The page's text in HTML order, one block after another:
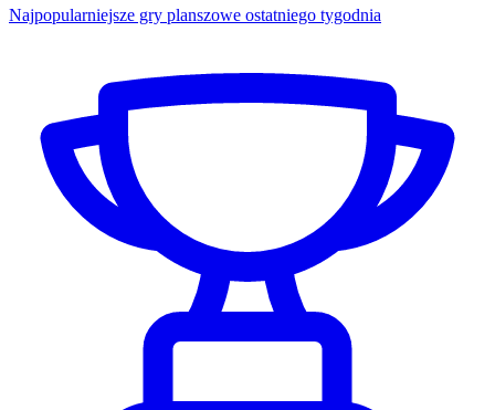
Najpopularniejsze gry planszowe ostatniego tygodnia